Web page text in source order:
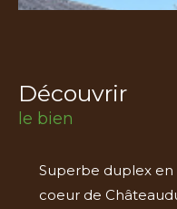
découvrir
le bien
Superbe duplex en
coeur de